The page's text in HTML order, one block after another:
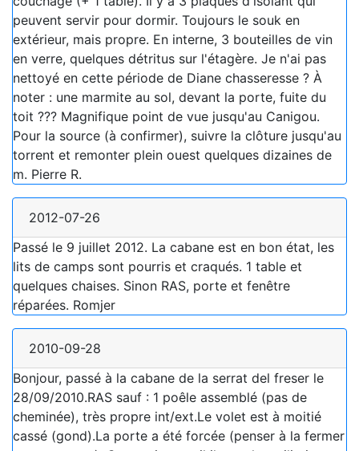
peuvent servir pour dormir. Toujours le souk en
extérieur, mais propre. En interne, 3 bouteilles de vin
en verre, quelques détritus sur l'étagère. Je n'ai pas
nettoyé en cette période de Diane chasseresse ? À
noter : une marmite au sol, devant la porte, fuite du
toit ??? Magnifique point de vue jusqu'au Canigou.
Pour la source (à confirmer), suivre la clôture jusqu'au
torrent et remonter plein ouest quelques dizaines de
m. Pierre R.
2012-07-26
Passé le 9 juillet 2012. La cabane est en bon état, les
lits de camps sont pourris et craqués. 1 table et
quelques chaises. Sinon RAS, porte et fenêtre
réparées. Romjer
2010-09-28
Bonjour, passé à la cabane de la serrat del freser le
28/09/2010.RAS sauf : 1 poêle assemblé (pas de
cheminée), très propre int/ext.Le volet est à moitié
cassé (gond).La porte a été forcée (penser à la fermer